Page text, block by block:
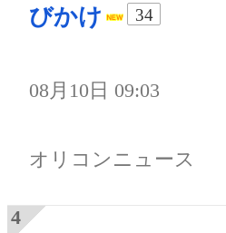
びかけ
34
08月10日 09:03
オリコンニュース